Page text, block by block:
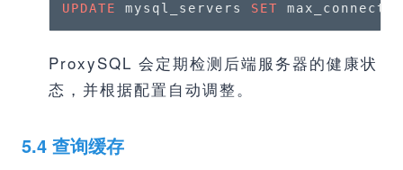
UPDATE
mysql_servers SET
ProxySQL 会定期检测后端服务器的健康状
态，并根据配置自动调整。
5.4 查询缓存